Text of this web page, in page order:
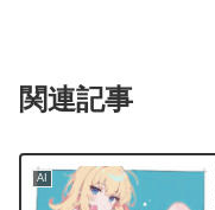
関連記事
AI